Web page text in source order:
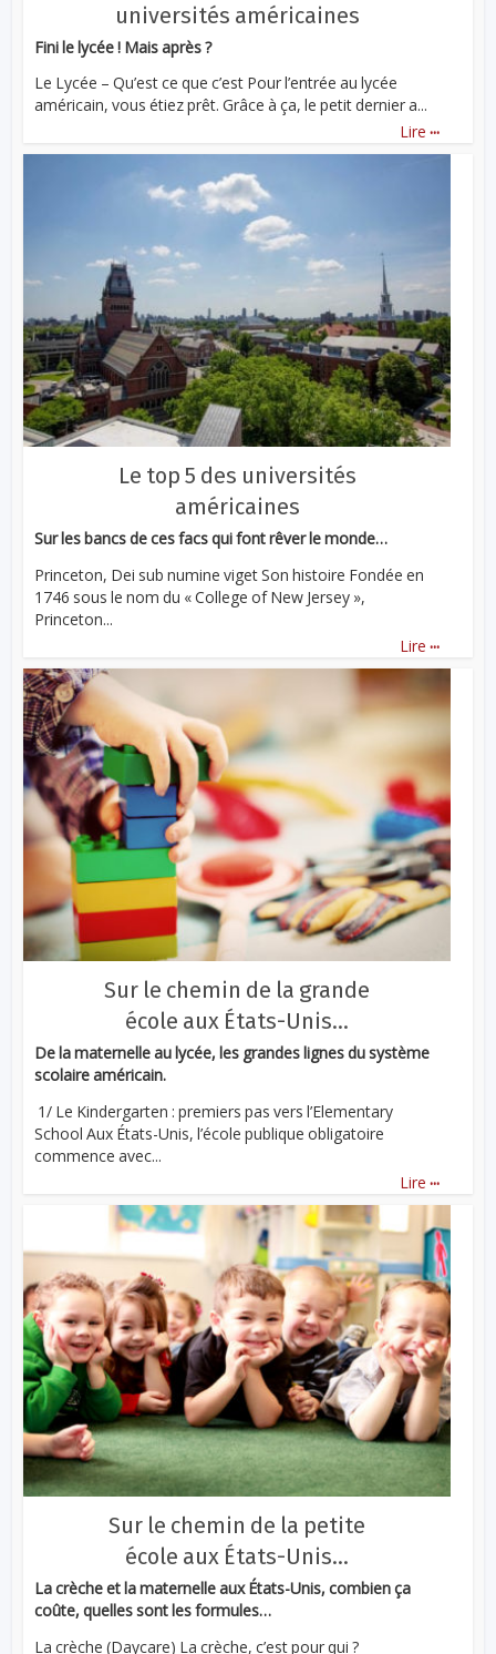
universités américaines
Fini le lycée ! Mais après ?
Le Lycée – Qu’est ce que c’est Pour l’entrée au lycée
américain, vous étiez prêt. Grâce à ça, le petit dernier a...
Lire ...
Le top 5 des universités
américaines
Sur les bancs de ces facs qui font rêver le monde…
Princeton, Dei sub numine viget Son histoire Fondée en
1746 sous le nom du « College of New Jersey »,
Princeton...
Lire ...
Sur le chemin de la grande
école aux États-Unis…
De la maternelle au lycée, les grandes lignes du système
scolaire américain.
1/ Le Kindergarten : premiers pas vers l’Elementary
School Aux États-Unis, l’école publique obligatoire
commence avec...
Lire ...
Sur le chemin de la petite
école aux États-Unis…
La crèche et la maternelle aux États-Unis, combien ça
coûte, quelles sont les formules…
La crèche (Daycare) La crèche, c’est pour qui ?